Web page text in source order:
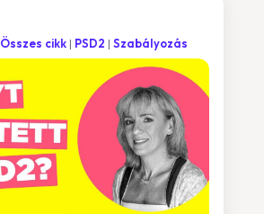
Összes cikk PSD2 Szabályozás